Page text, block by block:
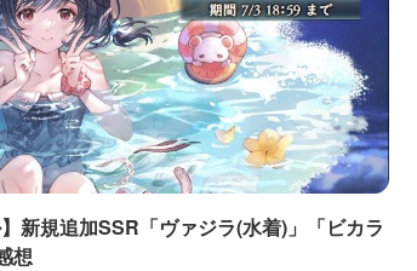
】新規追加SSR「ヴァジラ(水着)」「ビカラ
想